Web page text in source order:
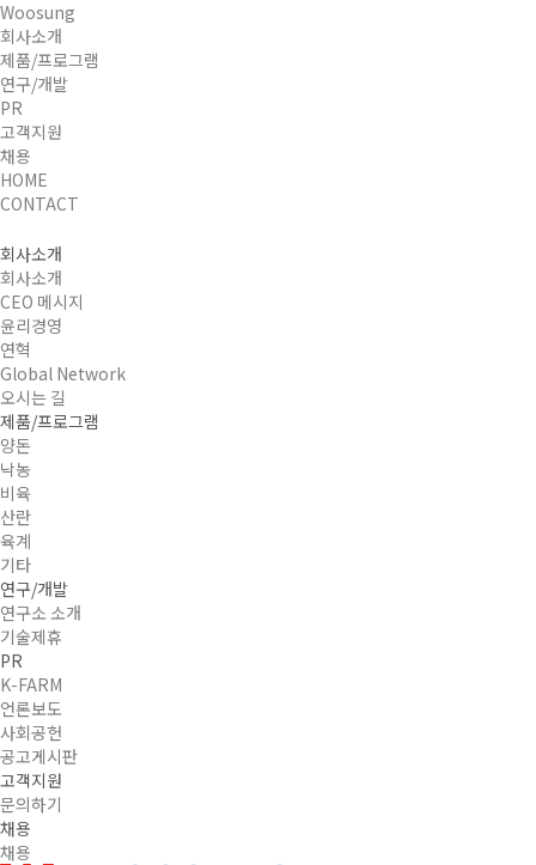
Woosung
회사소개
제품/프로그램
연구/개발
PR
고객지원
채용
HOME
CONTACT
회사소개
회사소개
CEO 메시지
윤리경영
연혁
Global Network
오시는 길
제품/프로그램
양돈
낙농
비육
산란
육계
기타
연구/개발
연구소 소개
기술제휴
PR
K-FARM
언론보도
사회공헌
공고게시판
고객지원
문의하기
채용
채용